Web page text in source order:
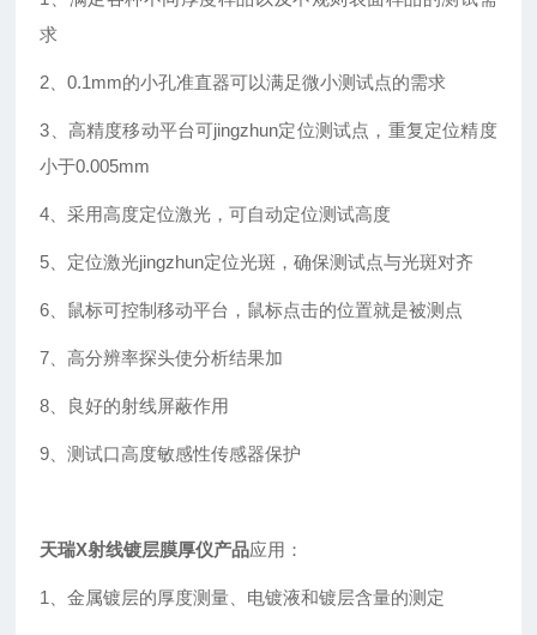
求
2、0.1mm的小孔准直器可以满足微小测试点的需求
3、高精度移动平台可jingzhun定位测试点，重复定位精度
小于0.005mm
4、采用高度定位激光，可自动定位测试高度
5、定位激光jingzhun定位光斑，确保测试点与光斑对齐
6、鼠标可控制移动平台，鼠标点击的位置就是被测点
7、高分辨率探头使分析结果加
8、良好的射线屏蔽作用
9、测试口高度敏感性传感器保护
天瑞X射线镀层膜厚仪产品应用：
1、金属镀层的厚度测量、电镀液和镀层含量的测定